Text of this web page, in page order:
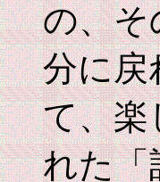
の、そ
分に戻
て、楽
れた「